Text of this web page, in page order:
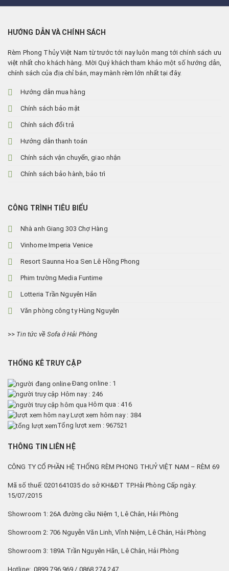
HƯỚNG DẪN VÀ CHÍNH SÁCH
Rèm Phong Thủy Việt Nam từ trước tới nay luôn mang tới chính sách ưu
việt nhất cho khách hàng. Mời Quý khách tham khảo một số hướng dẫn,
chính sách của địa chỉ bán, may mành rèm lớn nhất tại đây.
Hướng dẫn mua hàng
Chính sách bảo mật
Chính sách đổi trả
Hướng dẫn thanh toán
Chính sách vận chuyển, giao nhận
Chính sách bảo hành, bảo trì
CÔNG TRÌNH TIÊU BIỂU
Nhà anh Giang 303 Chợ Hàng
Vinhome Imperia Venice
Resort Saunna Hoa Sen Lê Hồng Phong
Phim trường Media Funtime
Lotteria Trần Nguyên Hãn
Văn phòng công ty Hùng Nguyên
>> Tin tức về Sofa ở Hải Phòng
THỐNG KÊ TRUY CẬP
Đang online : 1
Hôm nay : 246
Hôm qua : 416
Lượt xem hôm nay : 384
Tổng lượt xem : 967521
THÔNG TIN LIÊN HỆ
CÔNG TY CỔ PHẦN HỆ THỐNG RÈM PHONG THUỶ VIỆT NAM – RÈM 69
Mã số thuế: 0201641035 do sở KH&ĐT TP.Hải Phòng Cấp ngày:
15/07/2015
Showroom 1: 26A đường cầu Niệm 1, Lê Chân, Hải Phòng
Showroom 2: 706 Nguyễn Văn Linh, Vĩnh Niệm, Lê Chân, Hải Phòng
Showroom 3: 189A Trần Nguyên Hãn, Lê Chân, Hải Phòng
Hotline: 0899 796 969 / 0868 274 247